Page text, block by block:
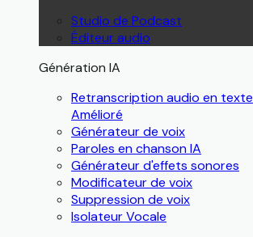
Studio de Podcast
Éditeur audio
Génération IA
Retranscription audio en texte
Amélioré
Générateur de voix
Paroles en chanson IA
Générateur d'effets sonores
Modificateur de voix
Suppression de voix
Isolateur Vocale